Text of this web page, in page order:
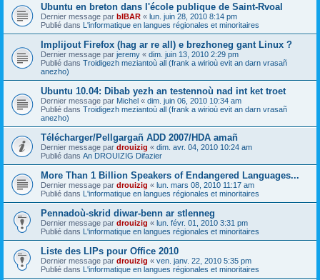
Ubuntu en breton dans l'école publique de Saint-Rvoal
Dernier message par bIBAR « lun. juin 28, 2010 8:14 pm
Publié dans L'informatique en langues régionales et minoritaires
Implijout Firefox (hag ar re all) e brezhoneg gant Linux ?
Dernier message par jeremy « dim. juin 13, 2010 2:29 pm
Publié dans Troidigezh meziantoù all (frank a wirioù evit an darn vrasañ
anezho)
Ubuntu 10.04: Dibab yezh an testennoù nad int ket troet
Dernier message par Michel « dim. juin 06, 2010 10:34 am
Publié dans Troidigezh meziantoù all (frank a wirioù evit an darn vrasañ
anezho)
Télécharger/Pellgargañ ADD 2007/HDA amañ
Dernier message par drouizig « dim. avr. 04, 2010 10:24 am
Publié dans An DROUIZIG Difazier
More Than 1 Billion Speakers of Endangered Languages...
Dernier message par drouizig « lun. mars 08, 2010 11:17 am
Publié dans L'informatique en langues régionales et minoritaires
Pennadoù-skrid diwar-benn ar stlenneg
Dernier message par drouizig « lun. févr. 01, 2010 3:31 pm
Publié dans L'informatique en langues régionales et minoritaires
Liste des LIPs pour Office 2010
Dernier message par drouizig « ven. janv. 22, 2010 5:35 pm
Publié dans L'informatique en langues régionales et minoritaires